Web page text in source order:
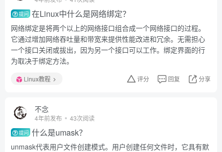
提问 在Linux中什么是网络绑定？
网络绑定是将两个以上的网络接口组合成一个网络接口的过程。
它通过增加网络吞吐量和带宽来提供性能改进和冗余。无需担心
一个接口关闭或拔出，因为另一个接口可以工作。绑定界面的行
为取决于绑定方法。
Linux教程 评分 回复 分享
不念
4年前发布 43次阅读
提问 什么是umask？
unmask代表用户文件创建模式。用户创建任何文件时，它具有默